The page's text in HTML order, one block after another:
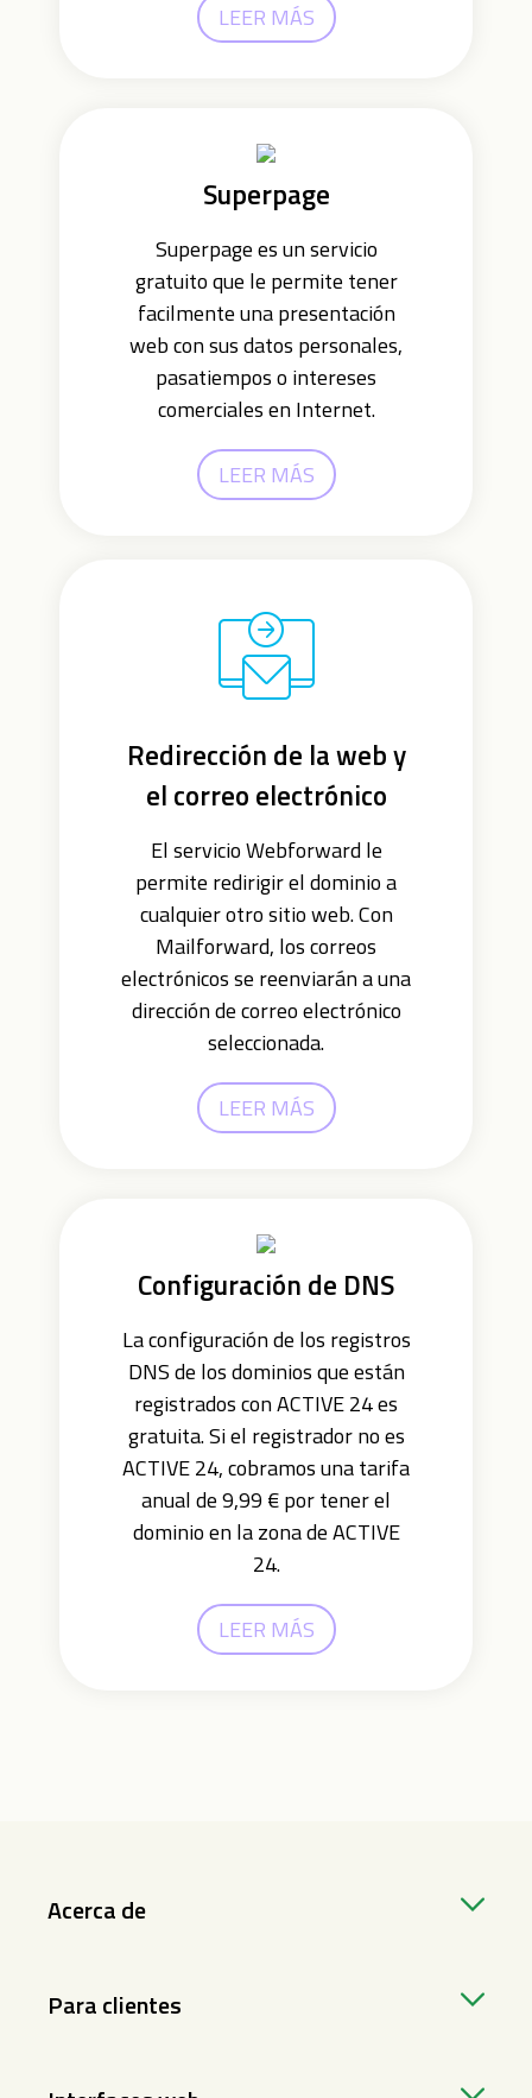
LEER MÁS
Superpage
Superpage es un servicio
gratuito que le permite tener
facilmente una presentación
web con sus datos personales,
pasatiempos o intereses
comerciales en Internet.
LEER MÁS
Redirección de la web y
el correo electrónico
El servicio Webforward le
permite redirigir el dominio a
cualquier otro sitio web. Con
Mailforward, los correos
electrónicos se reenviarán a una
dirección de correo electrónico
seleccionada.
LEER MÁS
Configuración de DNS
La configuración de los registros
DNS de los dominios que están
registrados con ACTIVE 24 es
gratuita. Si el registrador no es
ACTIVE 24, cobramos una tarifa
anual de 9,99 € por tener el
dominio en la zona de ACTIVE
24.
LEER MÁS
Acerca de
Para clientes